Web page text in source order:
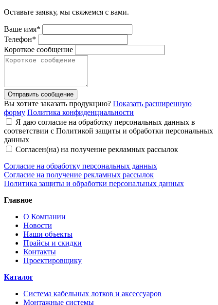
Оставьте заявку, мы свяжемся с вами.
Ваше имя*
Телефон*
Короткое сообщение
Отправить сообщение
Вы хотите заказать продукцию? Показать расширенную
форму Политика конфиденциальности
Я даю согласие на обработку персональных данных в
соответствии с Политикой защиты и обработки персональных
данных
Согласен(на) на получение рекламных рассылок
Согласие на обработку персональных данных
Согласие на получение рекламных рассылок
Политика защиты и обработки персональных данных
Главное
О Компании
Новости
Наши объекты
Прайсы и скидки
Контакты
Проектировщику
Каталог
Система кабельных лотков и аксессуаров
Монтажные системы